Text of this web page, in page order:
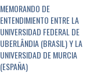
MEMORANDO DE
ENTENDIMIENTO ENTRE LA
UNIVERSIDAD FEDERAL DE
UBERLÂNDIA (BRASIL) Y LA
UNIVERSIDAD DE MURCIA
(ESPAÑA)